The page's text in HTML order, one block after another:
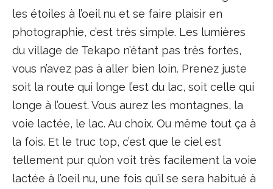
les étoiles à l’oeil nu et se faire plaisir en
photographie, c’est très simple. Les lumières
du village de Tekapo n’étant pas très fortes,
vous n’avez pas à aller bien loin. Prenez juste
soit la route qui longe l’est du lac, soit celle qui
longe à l’ouest. Vous aurez les montagnes, la
voie lactée, le lac. Au choix. Ou même tout ça à
la fois. Et le truc top, c’est que le ciel est
tellement pur qu’on voit très facilement la voie
lactée à l’oeil nu, une fois qu’il se sera habitué à